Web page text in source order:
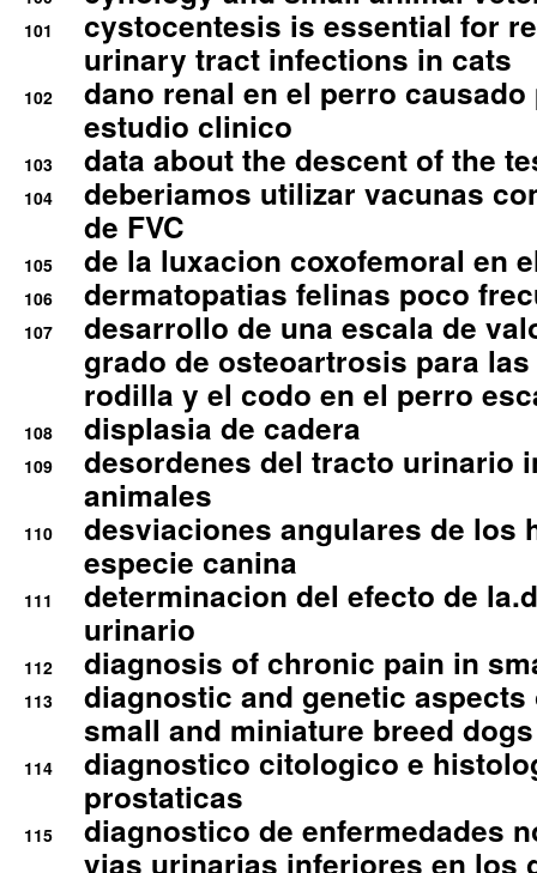
101
cystocentesis is essential for
urinary tract infections in cats
102
dano renal en el perro
estudio clinico
103 data about the descent of the
104
deberiamos utilizar vacunas
de FVC
105 de la luxacion coxofemoral en
106 dermatopatias felinas poco
107
desarrollo de una escala de
grado de osteoartrosis para
rodilla y el codo en el perro
108 displasia de cadera
109
desordenes del tracto urinario
animales
110
desviaciones angulares de los
especie canina
111
determinacion del efecto de
urinario
112 diagnosis of chronic pain in
113
diagnostic and genetic
small and miniature breed
114
diagnostico citologico e
prostaticas
115
diagnostico de enfermedades
vias urinarias inferiores en los